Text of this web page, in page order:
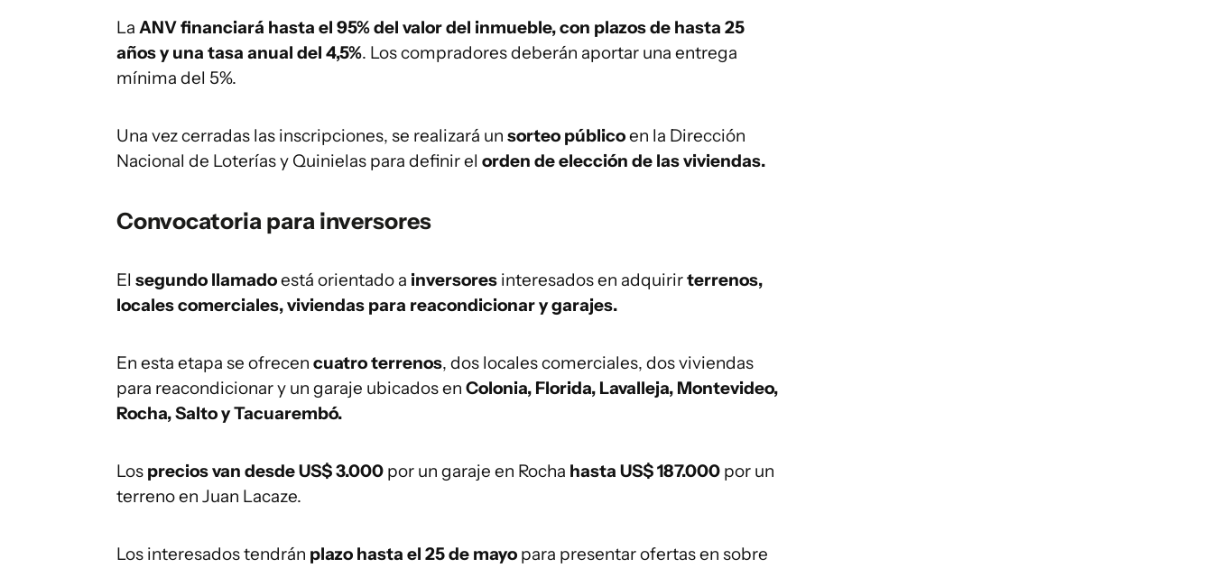
La ANV financiará hasta el 95% del valor del inmueble, con plazos de hasta 25
años y una tasa anual del 4,5%. Los compradores deberán aportar una entrega
mínima del 5%.
Una vez cerradas las inscripciones, se realizará un sorteo públicoen la Dirección
Nacional de Loterías y Quinielas para definir el orden de elección de las viviendas.
Convocatoria para inversores
El segundo llamadoestá orientado a inversores interesados en adquirirterrenos,
locales comerciales, viviendas para reacondicionar y garajes.
En esta etapa se ofrecen cuatro terrenos, dos locales comerciales, dos viviendas
para reacondicionar y un garaje ubicados en Colonia, Florida, Lavalleja, Montevideo,
Rocha, Salto y Tacuarembó.
Los precios van desde US$ 3.000 por un garaje en Rocha hasta US$ 187.000 por un
terreno en Juan Lacaze.
Los interesados tendrán plazo hasta el 25 de mayo para presentar ofertas en sobre